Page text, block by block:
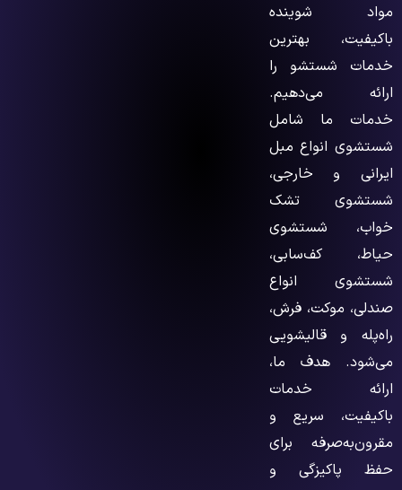
مواد شوینده
باکیفیت، بهترین
خدمات شستشو را
ارائه می‌دهیم.
خدمات ما شامل
شستشوی انواع مبل
ایرانی و خارجی،
شستشوی تشک
خواب، شستشوی
حیاط، کف‌سابی،
شستشوی انواع
صندلی، موکت، فرش،
راه‌پله و قالیشویی
می‌شود. هدف ما،
ارائه خدمات
باکیفیت، سریع و
مقرون‌به‌صرفه برای
حفظ پاکیزگی و